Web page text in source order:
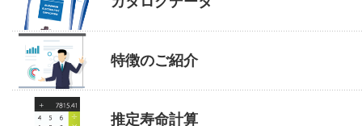
特徴のご紹介
推定寿命計算